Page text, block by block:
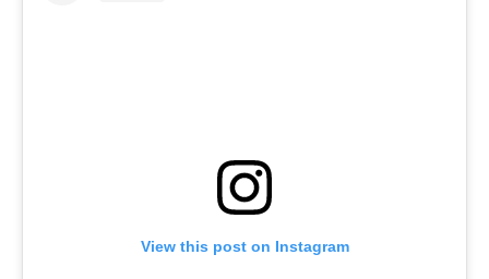
View this post on Instagram